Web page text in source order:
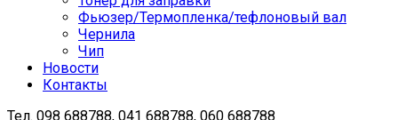
Фьюзер/Термопленка/тефлоновый вал
Чернила
Чип
Новости
Контакты
Тел. 098 688788, 041 688788, 060 688788